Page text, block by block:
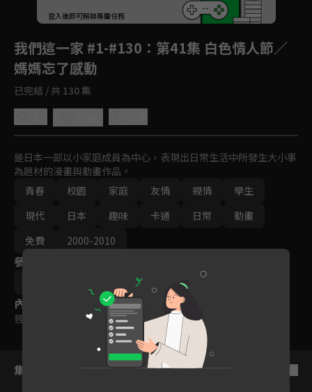
登入後即可解鎖專屬任務
我們這一家 #1-#130 ：第41集 白色情人節／
媽媽忘了感動
已完結 / 共 130 集
是日本一部以小家庭成員為中心，表現出日常生活中所發生大小事
為題材的漫畫與動畫作品。
青春
校園 家庭 友情 親情
學生
現代
日本 趣味 卡通 日常
動畫
免費
2000-2010
參與演員
內容標籤
普遍級
集數列表